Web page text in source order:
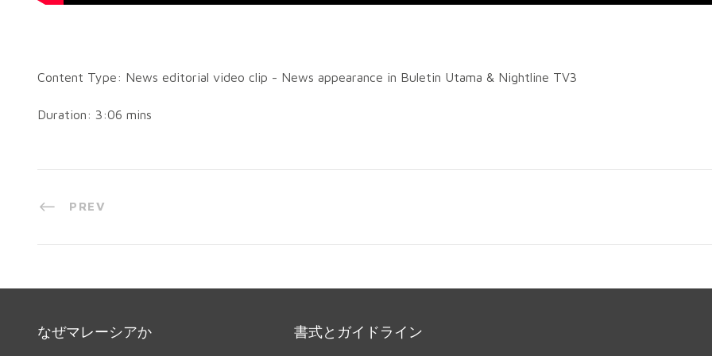
Content Type: News editorial video clip - News appearance in Buletin Utama & Nightline TV3
Duration: 3:06 mins
PREV
なぜマレーシアか 書式とガイドライン